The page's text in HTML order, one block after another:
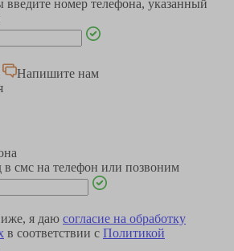
введите номер телефона, указанный
Напишите нам
смс на телефон или позвоним
я даю согласие на обработку
в соответствии с Политикой